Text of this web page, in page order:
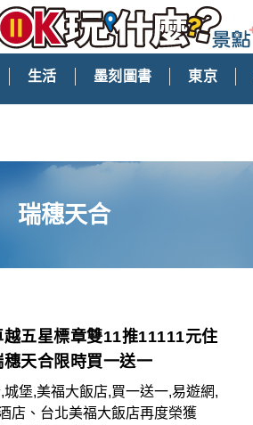
生活 墨刻圖書 東京
瑞穗天合
五星標章雙11推11111元住
天合限時買一送一
堡,美福大飯店,買一送一,易遊網,